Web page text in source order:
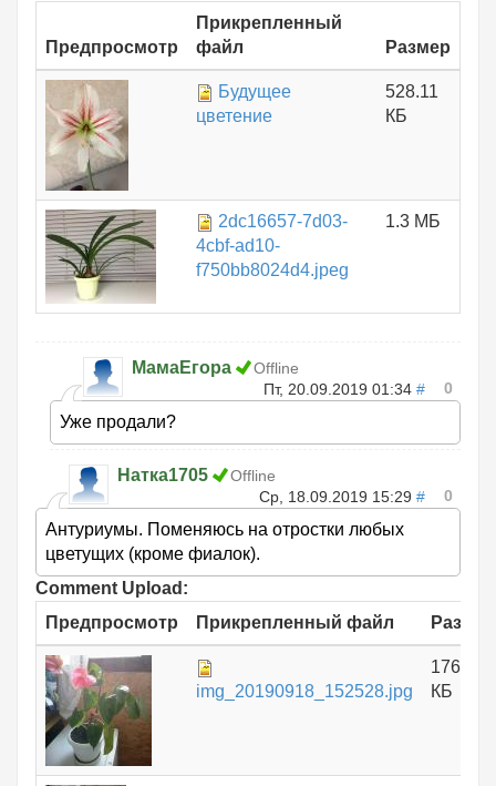
Предпросмотр
Прикрепленный
файл
Размер
Будущее
цветение
528.11
КБ
2dc16657-7d03-
4cbf-ad10-
f750bb8024d4.jpeg
1.3 МБ
МамаЕгора
Offline
Пт, 20.09.2019 01:34 # 0
Уже продали?
Натка1705
Offline
Ср, 18.09.2019 15:29 # 0
Антуриумы. Поменяюсь на отростки любых
цветущих (кроме фиалок).
Comment Upload:
Предпросмотр
Прикрепленный файл Размер
img_20190918_152528.jpg
176.06
КБ